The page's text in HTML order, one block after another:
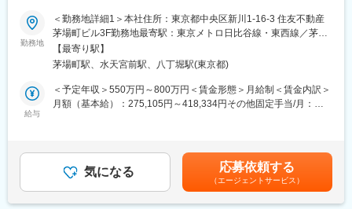
ます。品質や安全性はもちろんのこと、飲みやすく、扱いやすい
安心できるお薬を提供できるよう、さまざまな取り組みをおこな
っています。
▽健康関連事業
ヘルスケアに関連するあらゆる製品・サービスの提供を目指し
て、企画立案を進めています。健康の維持・増進、未病のケア・
https://www.towayakuhin.co.jp/recruit/about/number.php
▽職種相関図
https://www.towayakuhin.co.jp/recruit/work/chart.php
バイオ医薬品を開発・製造する総合ヘルスケアグループの日本法
人である当社にて、MRを募集いたします。
■業務内容：
・MR職務の担当エリアにおいて当社製品の新規口座開設ならびに
シェアの拡大を目指す
・販売目標を達成させるために卸との協業を推進する
践する
勤務地
＜勤務地詳細1＞本社住所：東京都中央区新川1-16-3 住友不動産
茅場町ビル3F勤務地最寄駅：東京メトロ日比谷線・東西線／茅場
町駅受動喫煙対策：敷地内喫煙可能場所あり＜勤務地詳細2＞全国
住所：全国 受動喫煙対策：敷地内全面禁煙変更の範囲：会社の定
【最寄り駅】
茅場町駅、水天宮前駅、八丁堀駅(東京都)
給与
＜予定年収＞550万円～800万円＜賃金形態＞月給制＜賃金内訳＞
月額（基本給）：275,105円～418,334円その他固定手当/月：
残業手当＞有＜給与補足＞※年収は経験に応じて決定します。年収
には営業手当を含みます。※固定残業代は、時間外労働の有無に関
わらず40時間分が付きます。※別途営業日当支給（2,000円/日）賃
金はあくまでも目安の金額であり、選考を通じて上下する可能性
気になる 応募依頼する
（エージェントサービス）